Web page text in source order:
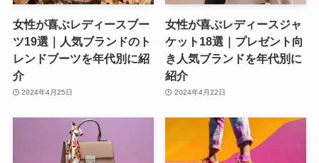
女性が喜ぶレディースブー
ツ19選｜人気ブランドのト
レンドブーツを年代別に紹
介
2024年4月25日
女性が喜ぶレディースジャ
ケット18選｜プレゼント向
き人気ブランドを年代別に
紹介
2024年4月22日